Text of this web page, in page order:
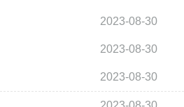
2023-08-30
2023-08-30
2023-08-30